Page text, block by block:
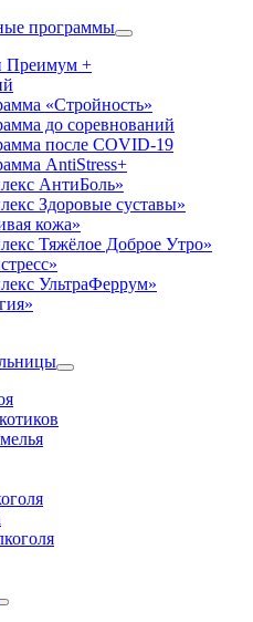
программы
Преимум +
«Стройность»
до соревнований
после COVID-19
AntiStress+
АнтиБоль»
Здоровые суставы»
кожа»
Тяжёлое Доброе Утро»
УльтраФеррум»